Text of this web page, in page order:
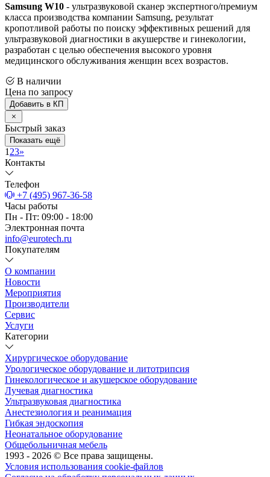
Samsung W10 - ультразвуковой сканер экспертного/премиум
класса производства компании Samsung, результат
кропотливой работы по поиску эффективных решений для
ультразвуковой диагностики в акушерстве и гинекологии,
разработан с целью обеспечения высокого уровня
медицинского обслуживания женщин всех возрастов.
В наличии
Цена по запросу
Добавить в КП
Быстрый заказ
Показать ещё
1 23»
Контакты
Телефон
+7 (495) 967-36-58
Часы работы
Пн - Пт: 09:00 - 18:00
Электронная почта
info@eurotech.ru
Покупателям
О компании
Новости
Мероприятия
Производители
Сервис
Услуги
Категории
Хирургическое оборудование
Урологическое оборудование и литотрипсия
Гинекологическое и акушерское оборудование
Лучевая диагностика
Ультразвуковая диагностика
Анестезиология и реанимация
Гибкая эндоскопия
Неонатальное оборудование
Общебольничная мебель
1993 - 2026 © Все права защищены.
Условия использования cookie-файлов